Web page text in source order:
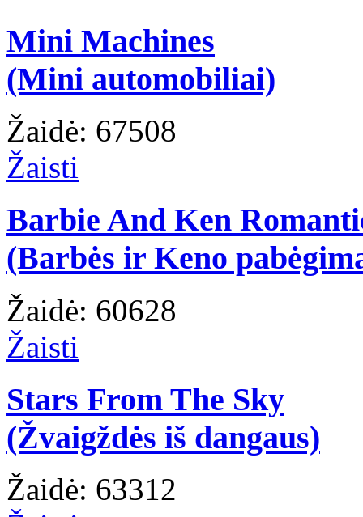
Mini Machines
(Mini automobiliai)
Žaidė: 67508
Žaisti
Barbie And Ken
(Barbės ir Keno
Žaidė: 60628
Žaisti
Stars From The Sky
(Žvaigždės iš dangaus)
Žaidė: 63312